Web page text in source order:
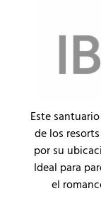
Este
de los
por su
Ideal para
el